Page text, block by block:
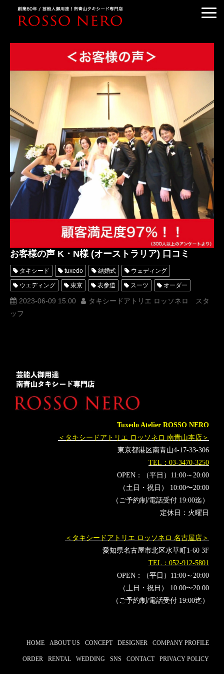
TUXEDO RENTAL
TUXEDO RANKING
KIMONO DRESS
COLUMN &BLOG
ABOUT US
ACCESS
お客様の声 K・N様 (オーストラリア) 口コミ
タキシード tuxedo 結婚式 ウェディング
ウエディング 東京 表参道 スーツ オーダー
レンタル オーダータキシード レンタルタキシード
ロッソネロ
ROSSONERO
タキシードレンタル東京
オーダータキシード横浜 レンタルタキシード横浜
2023-06-09 15:00
タキシードアトリエ ロッソネロ スタ
ッフ
Tuxedo Atelier ROSSO NERO
＜タキシードアトリエ ロッソネロ 南青山本店＞
東京都港区南青山4-17-33-306
TEL：03-3470-3250
OPEN：（平日）11:00～20:00
（土日・祝日） 10:00〜20:00
（ご予約制/電話受付 19:00迄）
定休日：火曜日
＜タキシードアトリエ ロッソネロ 名古屋店＞
愛知県名古屋市北区水草町1-60 3F
TEL：052-912-5801
OPEN：（平日）11:00～20:00
（土日・祝日） 10:00〜20:00
（ご予約制/電話受付 19:00迄）
HOME ABOUT US CONCEPT DESIGNER COMPANY PROFILE
ORDER RENTAL WEDDING SNS CONTACT PRIVACY POLICY